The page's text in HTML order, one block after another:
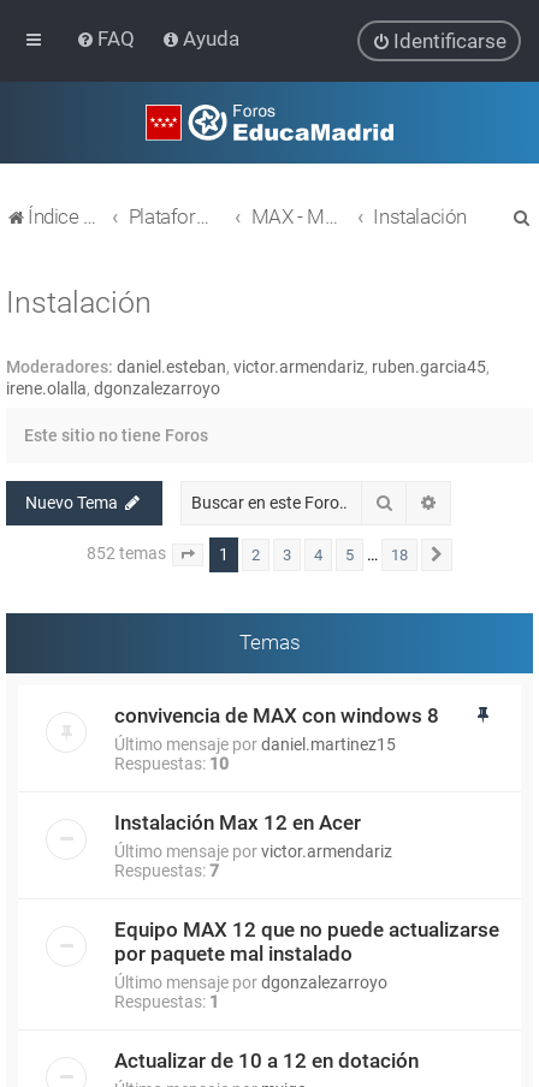
FAQ Ayuda Identificarse
Índice general Plataforma Educativa EducaMadrid MAX - MAdrid_linuX Instalación
Instalación
Moderadores: daniel.esteban, victor.armendariz, ruben.garcia45,
irene.olalla, dgonzalezarroyo
Este sitio no tiene Foros
Nuevo Tema Buscar
852 temas Página 1de 18
1 2 3 4 5 … 18
Temas
convivencia de MAX con windows 8
Último mensaje pordaniel.martinez15
Respuestas: 10
Instalación Max 12 en Acer
Último mensaje porvictor.armendariz
Respuestas:7
Equipo MAX 12 que no puede actualizarse
por paquete mal instalado
Último mensaje pordgonzalezarroyo
Respuestas: 1
Actualizar de 10 a 12 en dotación